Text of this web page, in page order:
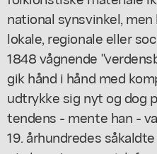
national synsvinkel,
lokale, regionale eller
1848 vågnende
gik hånd i hånd med
udtrykke sig nyt og dog
tendens - mente han -
19. århundredes